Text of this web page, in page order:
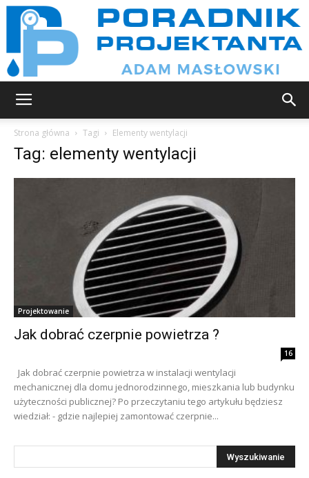
Strona główna Tagi Elementy wentylacji
Tag: elementy wentylacji
Projektowanie
Jak dobrać czerpnie powietrza ?
16
Jak dobrać czerpnie powietrza w instalacji wentylacji
mechanicznej dla domu jednorodzinnego, mieszkania lub budynku
użyteczności publicznej? Po przeczytaniu tego artykułu będziesz
wiedział: - gdzie najlepiej zamontować czerpnie...